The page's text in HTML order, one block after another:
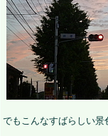
でもこんなすばらしい景